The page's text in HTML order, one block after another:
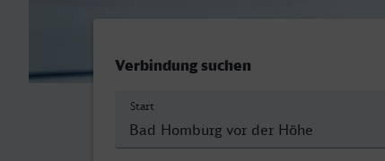
Verbindung suchen
Start